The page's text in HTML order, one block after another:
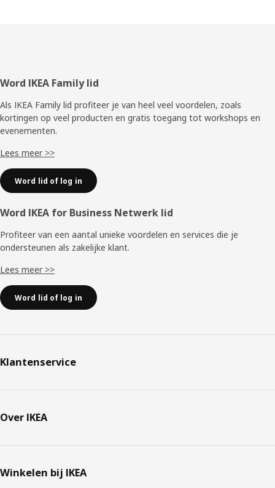
Voettekst
Word IKEA Family lid
Als IKEA Family lid profiteer je van heel veel voordelen, zoals
kortingen op veel producten en gratis toegang tot workshops en
evenementen.
Lees meer >>
Word lid of log in
Word IKEA for Business Netwerk lid
Profiteer van een aantal unieke voordelen en services die je
ondersteunen als zakelijke klant.
Lees meer >>
Word lid of log in
Klantenservice
Over IKEA
Winkelen bij IKEA